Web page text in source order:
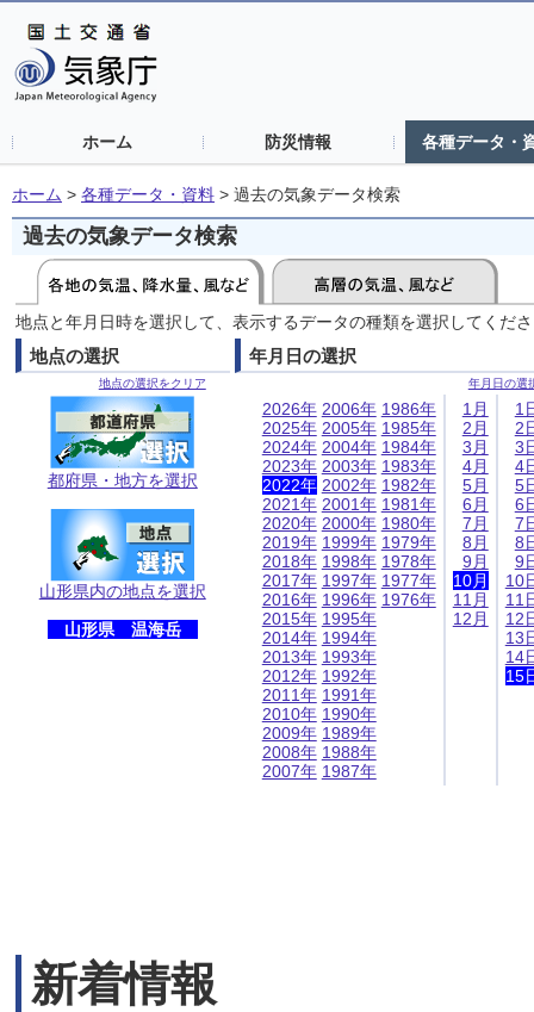
ホーム 防災情報 各種データ・
ホーム > 各種データ・資料 > 過去の気象データ検索
過去の気象データ検索
地点と年月日時を選択して、表示するデータの種類を選択してくだ
地点の選択
地点の選択をクリア
都府県・地方を選択
山形県内の地点を選択
山形県 温海岳
年月日の選択
年月日の選
2026年
2025年
2024年
2023年
2022年
2021年
2020年
2019年
2018年
2017年
2016年
2015年
2014年
2013年
2012年
2011年
2010年
2009年
2008年
2007年
2006年
2005年
2004年
2003年
2002年
2001年
2000年
1999年
1998年
1997年
1996年
1995年
1994年
1993年
1992年
1991年
1990年
1989年
1988年
1987年
1986年
1985年
1984年
1983年
1982年
1981年
1980年
1979年
1978年
1977年
1976年
1月
2月
3月
4月
5月
6月
7月
8月
9月
10月
11月
12月
1
2
3
4
5
6
7
8
9
10
11
12
13
14
15
新着情報